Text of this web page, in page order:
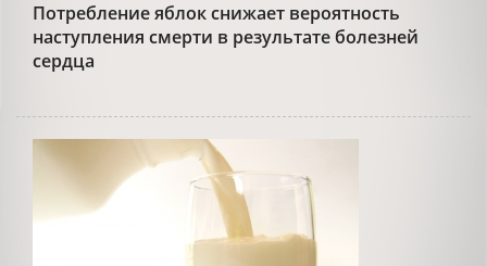
Потребление яблок снижает вероятность
наступления смерти в результате болезней
сердца